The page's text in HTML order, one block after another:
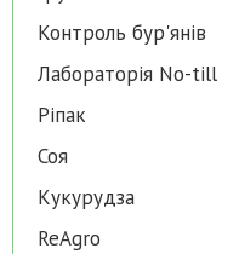
Контроль бур'янів
Лабораторія No-till
Ріпак
Соя
Кукурудза
ReAgro